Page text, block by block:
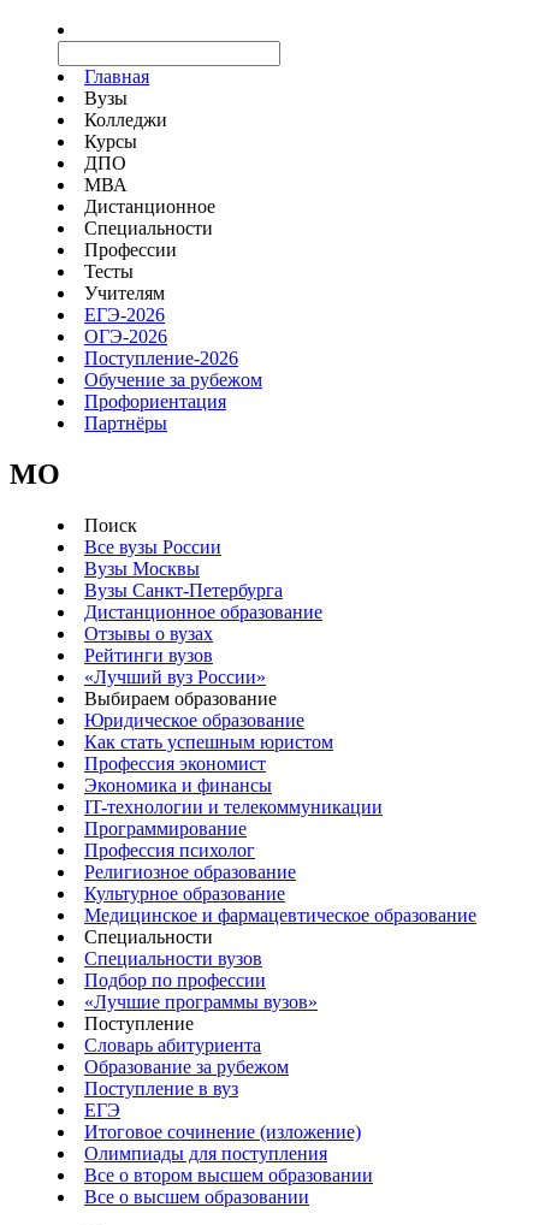
Главная
Вузы
Колледжи
Курсы
ДПО
МВА
Дистанционное
Специальности
Профессии
Тесты
Учителям
ЕГЭ-2026
ОГЭ-2026
Поступление-2026
Обучение за рубежом
Профориентация
Партнёры
MO
Поиск
Все вузы России
Вузы Москвы
Вузы Санкт-Петербурга
Дистанционное образование
Отзывы о вузах
Рейтинги вузов
«Лучший вуз России»
Выбираем образование
Юридическое образование
Как стать успешным юристом
Профессия экономист
Экономика и финансы
IT-технологии и телекоммуникации
Программирование
Профессия психолог
Религиозное образование
Культурное образование
Медицинское и фармацевтическое образование
Специальности
Специальности вузов
Подбор по профессии
«Лучшие программы вузов»
Поступление
Словарь абитуриента
Образование за рубежом
Поступление в вуз
ЕГЭ
Итоговое сочинение (изложение)
Олимпиады для поступления
Все о втором высшем образовании
Все о высшем образовании